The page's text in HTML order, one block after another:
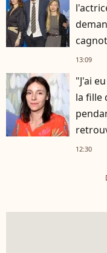
13:09
"J'ai
la fille
12:30